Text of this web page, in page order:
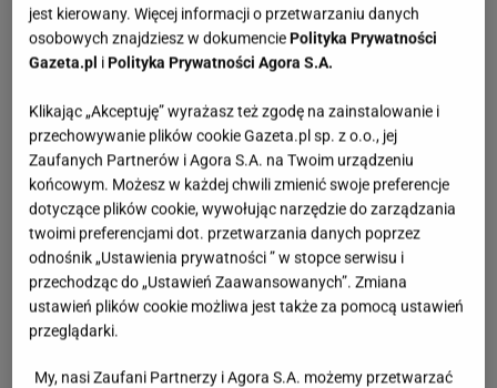
jest kierowany. Więcej informacji o przetwarzaniu danych
osobowych znajdziesz w dokumencie Polityka Prywatności
Gazeta.pl i Polityka Prywatności Agora S.A.
Klikając „Akceptuję” wyrażasz też zgodę na zainstalowanie i
przechowywanie plików cookie Gazeta.pl sp. z o.o., jej
Zaufanych Partnerów i Agora S.A. na Twoim urządzeniu
końcowym. Możesz w każdej chwili zmienić swoje preferencje
dotyczące plików cookie, wywołując narzędzie do zarządzania
twoimi preferencjami dot. przetwarzania danych poprzez
odnośnik „Ustawienia prywatności ” w stopce serwisu i
przechodząc do „Ustawień Zaawansowanych”. Zmiana
ustawień plików cookie możliwa jest także za pomocą ustawień
przeglądarki.
My, nasi Zaufani Partnerzy i Agora S.A. możemy przetwarzać